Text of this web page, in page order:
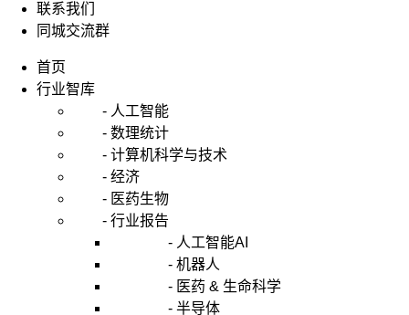
联系我们
同城交流群
首页
行业智库
- 人工智能
- 数理统计
- 计算机科学与技术
- 经济
- 医药生物
- 行业报告
- 人工智能AI
- 机器人
- 医药 & 生命科学
- 半导体